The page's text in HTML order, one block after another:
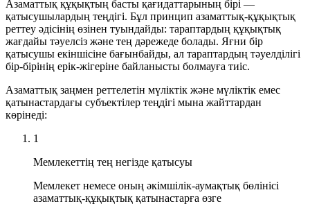
Азаматтық құқықтың басты қағидаттарының бірі —
қатысушылардың теңдігі. Бұл принцип азаматтық-құқықтық
реттеу әдісінің өзінен туындайды: тараптардың құқықтық
жағдайы тәуелсіз және тең дәрежеде болады. Яғни бір
қатысушы екіншісіне бағынбайды, ал тараптардың тәуелділігі
бір-бірінің ерік-жігеріне байланысты болмауға тиіс.
Азаматтық заңмен реттелетін мүліктік және мүліктік емес
қатынастардағы субъектілер теңдігі мына жайттардан
көрінеді:
1
Мемлекеттің тең негізде қатысуы
Мемлекет немесе оның әкімшілік-аумақтық бөлінісі
азаматтық-құқықтық қатынастарға өзге